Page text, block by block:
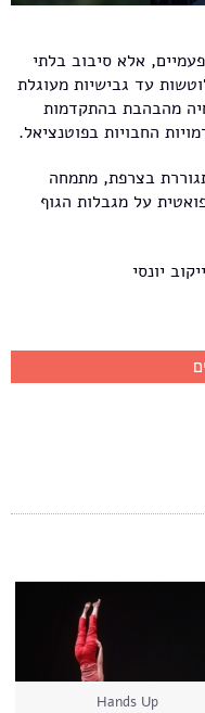
אלא סיבוב בלתי
עד גבישיות מעוגלת
מהבהבת בהתקדמות
החבויות בפוטנציאל.
בצרפת, מתמחה
על מגבלות הגוף
יונסי
Hands Up